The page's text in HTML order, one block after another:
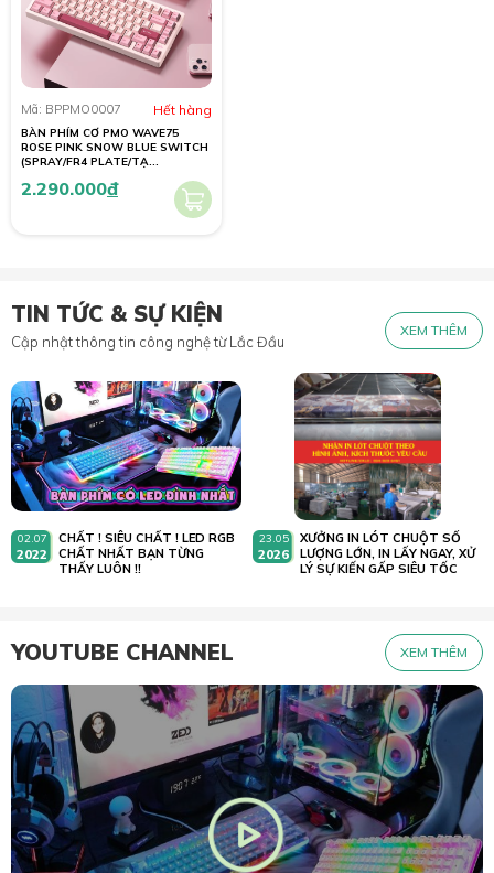
Mã: BPPMO0007 Hết hàng
BÀN PHÍM CƠ PMO WAVE75
ROSE PINK SNOW BLUE SWITCH
(SPRAY/FR4 PLATE/TẠ
2.290.000đ
TIN TỨC & SỰ KIỆN
Cập nhật thông tin công nghệ từ Lắc Đầu
XEM THÊM
02.07
2022
CHẤT ! SIÊU CHẤT ! LED RGB
CHẤT NHẤT BẠN TỪNG
THẤY LUÔN !!
23.05
2026
XƯỞNG IN LÓT CHUỘT SỐ
LƯỢNG LỚN, IN LẤY NGAY, XỬ
LÝ SỰ KIẾN GẤP SIÊU TỐC
YOUTUBE CHANNEL XEM THÊM